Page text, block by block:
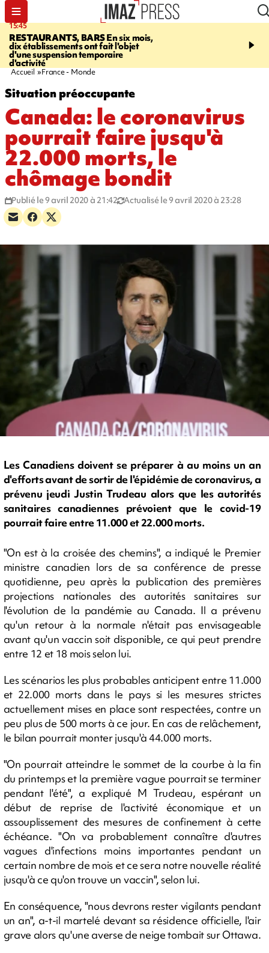
15:45
RESTAURANTS, BARSEn six mois,
dix établissements ont fait l'objet
d'une suspension temporaire
d'activité
17:17
Angeles, un homme vit
Accueil France - Monde
Situation préoccupante
Canada: le coronavirus
pourrait faire jusqu'à
22.000 morts, le
chômage bondit
Publié le 9 avril 2020 à 21:42 Actualisé le 9 avril 2020 à 23:28
Les Canadiens doivent se préparer à au moins un an
d'efforts avant de sortir de l'épidémie de coronavirus, a
prévenu jeudi Justin Trudeau alors que les autorités
sanitaires canadiennes prévoient que le covid-19
pourrait faire entre 11.000 et 22.000 morts.
"On est à la croisée des chemins", a indiqué le Premier
ministre canadien lors de sa conférence de presse
quotidienne, peu après la publication des premières
projections nationales des autorités sanitaires sur
l'évolution de la pandémie au Canada. Il a prévenu
qu'un retour à la normale n'était pas envisageable
avant qu'un vaccin soit disponible, ce qui peut prendre
entre 12 et 18 mois selon lui.
Les scénarios les plus probables anticipent entre 11.000
et 22.000 morts dans le pays si les mesures strictes
actuellement mises en place sont respectées, contre un
peu plus de 500 morts à ce jour. En cas de relâchement,
le bilan pourrait monter jusqu'à 44.000 morts.
"On pourrait atteindre le sommet de la courbe à la fin
du printemps et la première vague pourrait se terminer
pendant l'été", a expliqué M Trudeau, espérant un
début de reprise de l'activité économique et un
assouplissement des mesures de confinement à cette
échéance. "On va probablement connaître d'autres
vagues d'infections moins importantes pendant un
certain nombre de mois et ce sera notre nouvelle réalité
jusqu'à ce qu'on trouve un vaccin", selon lui.
En conséquence, "nous devrons rester vigilants pendant
un an", a-t-il martelé devant sa résidence officielle, l'air
grave alors qu'une averse de neige tombait sur Ottawa.